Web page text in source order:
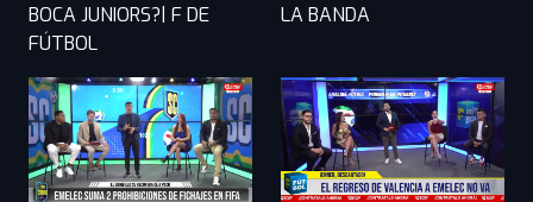
BOCA JUNIORS?| F DE
FÚTBOL
LA BANDA